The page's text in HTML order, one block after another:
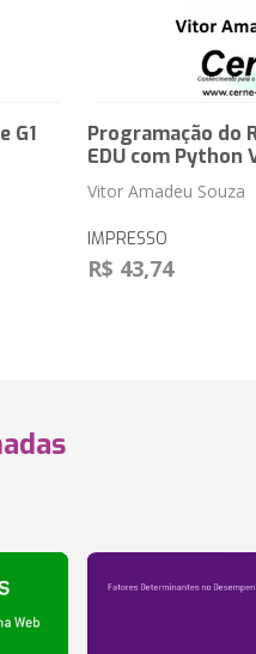
G1
Programação do
EDU com Python
Vitor Amadeu Souza
IMPRESSO
R$ 43,74